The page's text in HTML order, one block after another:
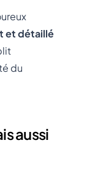
et détaillé
du
aussi